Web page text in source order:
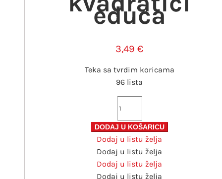
educa
3,49 €
Teka sa tvrdim koricama
96 lista
uvez
A4
kvadratići
educa
količina
DODAJ U KOŠARICU
Dodaj u listu želja
Dodaj u listu želja
Dodaj u listu želja
Dodaj u listu želja